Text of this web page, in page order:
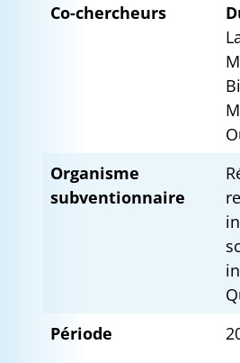
Co-chercheurs
Organisme
subventionnaire
Période